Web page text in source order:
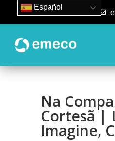
93 840 50 80
Na
Cortesã |
Imagine,
Español